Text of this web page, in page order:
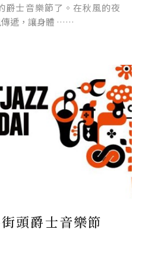
爵士音樂節了。在秋風的夜
傳遞，讓身體 ……
頭爵士音樂節